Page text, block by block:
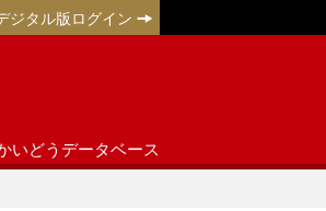
ジタル版ログイン
いどうデータベース